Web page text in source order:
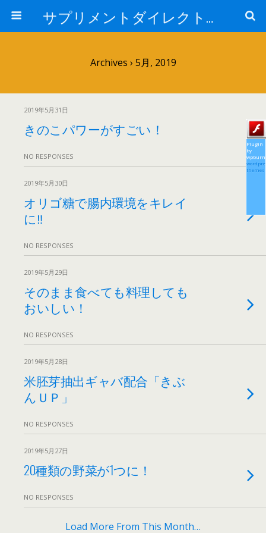
サプリメントダイレクトブログ
Archives › 5月, 2019
2019年5月31日
きのこパワーがすごい！
NO RESPONSES
2019年5月30日
オリゴ糖で腸内環境をキレイ
に‼
NO RESPONSES
2019年5月29日
そのまま食べても料理しても
おいしい！
NO RESPONSES
2019年5月28日
米胚芽抽出ギャバ配合「きぶ
んＵＰ」
NO RESPONSES
2019年5月27日
20種類の野菜が1つに！
NO RESPONSES
Load More From This Month…
Plugin
by
themes